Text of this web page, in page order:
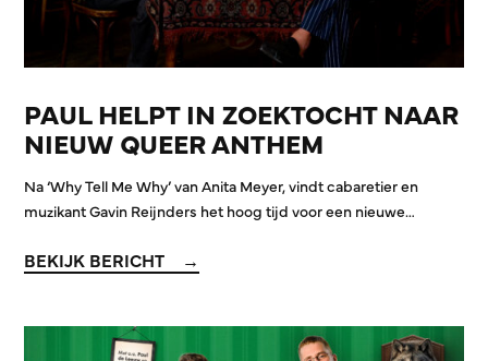
PAUL HELPT IN ZOEKTOCHT NAAR
NIEUW QUEER ANTHEM
Na ‘Why Tell Me Why’ van Anita Meyer, vindt cabaretier en
muzikant Gavin Reijnders het hoog tijd voor een nieuwe…
BEKIJK BERICHT